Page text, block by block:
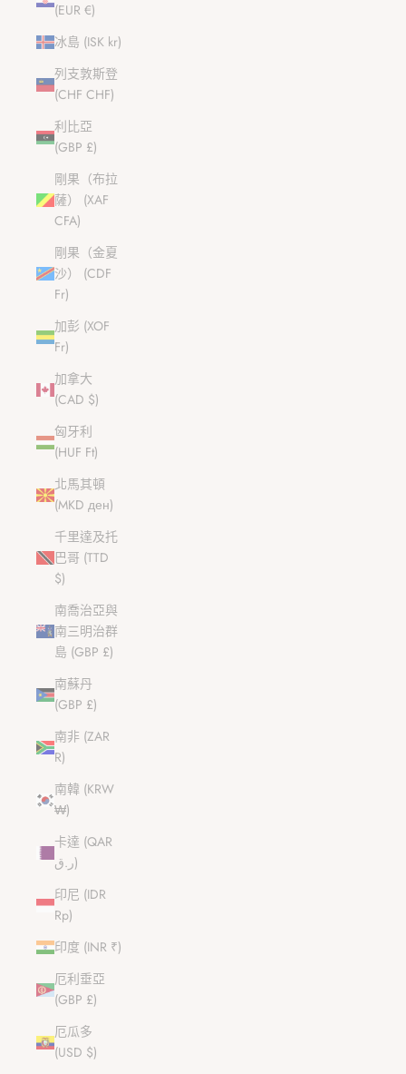
(EUR €)
冰島 (ISK kr)
列支敦斯登
(CHF CHF)
利比亞
(GBP £)
剛果（布拉
薩） (XAF
CFA)
剛果（金夏
沙） (CDF
Fr)
加彭 (XOF
Fr)
加拿大
(CAD $)
匈牙利
(HUF Ft)
北馬其頓
(MKD ден)
千里達及托
巴哥 (TTD
$)
南喬治亞與
南三明治群
島 (GBP £)
南蘇丹
(GBP £)
南非 (ZAR
R)
南韓 (KRW
₩)
卡達 (QAR
ر.ق)
印尼 (IDR
Rp)
印度 (INR ₹)
厄利垂亞
(GBP £)
厄瓜多
(USD $)